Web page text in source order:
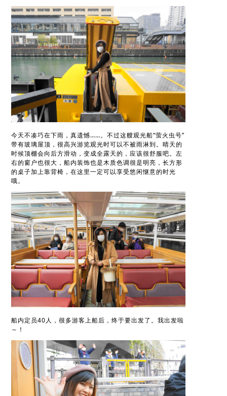
今天不凑巧在下雨，真遗憾……。不过这艘观光船“萤火虫号”
带有玻璃屋顶，很高兴游览观光时可以不被雨淋到。晴天的
时候顶棚会向后方滑动，变成全露天的，应该很舒服吧。左
右的窗户也很大，船内装饰也是木质色调很是明亮，长方形
的桌子加上靠背椅，在这里一定可以享受悠闲惬意的时光
哦。
船内定员40人，很多游客上船后，终于要出发了。我出发啦
～！